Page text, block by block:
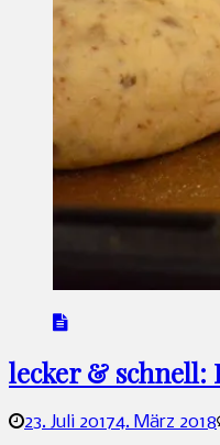
lecker & schnell:
23. Juli 20174. März 2018